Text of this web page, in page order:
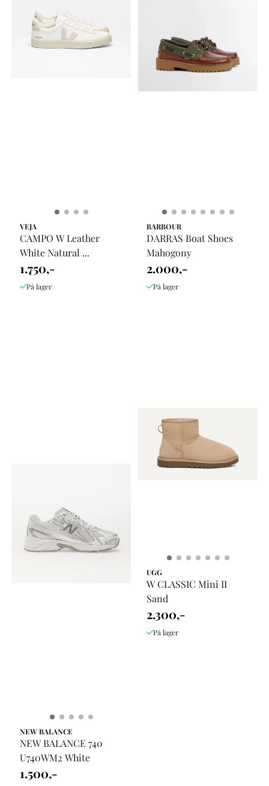
VEJA
CAMPO W Leather
White Natural ...
1.750,-
På lager
BARBOUR
DARRAS Boat Shoes
Mahogony
2.000,-
På lager
NEW BALANCE
NEW BALANCE 740
U740WM2 White
1.500,-
UGG
W CLASSIC Mini II
Sand
2.300,-
På lager